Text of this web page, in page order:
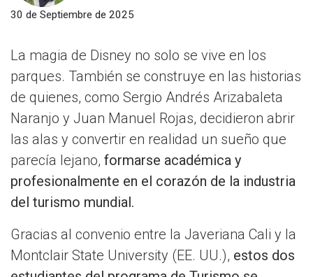
30 de Septiembre de 2025
La magia de Disney no solo se vive en los
parques. También se construye en las historias
de quienes, como Sergio Andrés Arizabaleta
Naranjo y Juan Manuel Rojas, decidieron abrir
las alas y convertir en realidad un sueño que
parecía lejano, formarse académica y
profesionalmente en el corazón de la industria
del turismo mundial.
Gracias al convenio entre la Javeriana Cali y la
Montclair State University (EE. UU.), estos dos